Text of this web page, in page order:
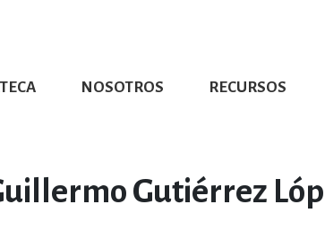
NOSOTROS RECURSOS
Gutiérrez